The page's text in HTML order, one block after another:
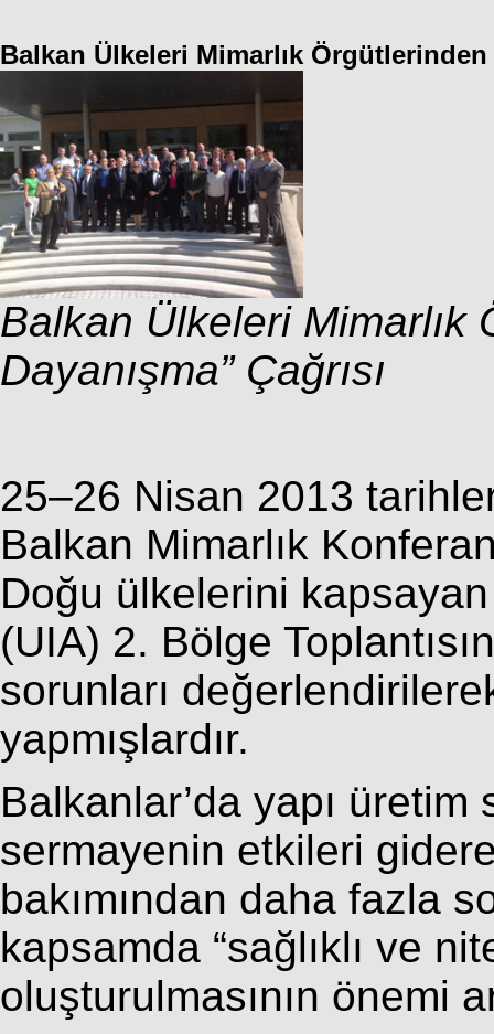
Balkan Ülkeleri Mimarlık Örgütlerinden
Balkan Ülkeleri Mimarlık
Dayanışma” Çağrısı
25–26 Nisan 2013
Balkan Mimarlık
Doğu ülkelerini
(UIA) 2. Bölge
sorunları
yapmışlardır.
Balkanlar’da yapı
sermayenin etkileri
bakımından daha fazla
kapsamda “sağlıklı ve
oluşturulmasının önemi